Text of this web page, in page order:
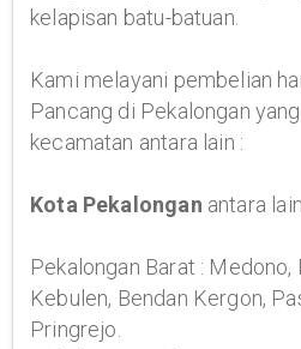
kelapisan batu-batuan.
Kami melayani pembelian
Pancang di Pekalongan
kecamatan antara lain :
Kota Pekalongan antara
Pekalongan Barat :
Kebulen, Bendan Kergon,
Pringrejo.